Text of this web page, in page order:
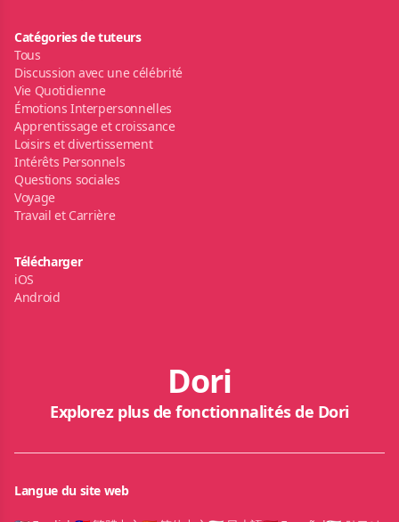
Catégories de tuteurs
Tous
Discussion avec une célébrité
Vie Quotidienne
Émotions Interpersonnelles
Apprentissage et croissance
Loisirs et divertissement
Intérêts Personnels
Questions sociales
Voyage
Travail et Carrière
Télécharger
iOS
Android
Dori
Explorez plus de fonctionnalités de Dori
Langue du site web